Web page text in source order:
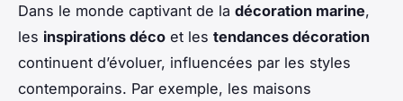
Dans le monde captivant de la décoration marine,
les inspirations déco et les tendances décoration
continuent d’évoluer, influencées par les styles
contemporains. Par exemple, les maisons